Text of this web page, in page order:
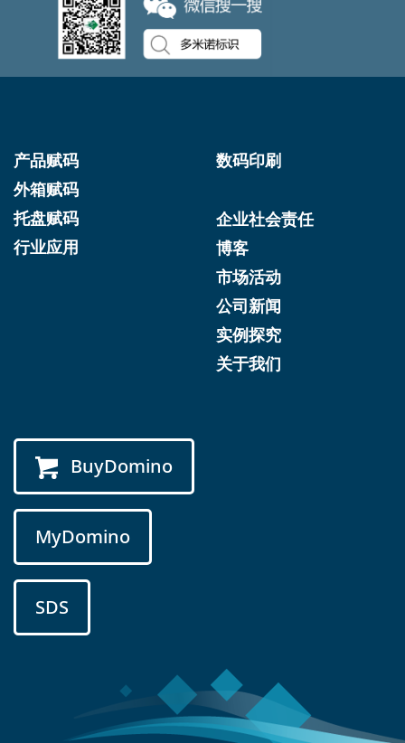
产品赋码
外箱赋码
托盘赋码
行业应用
数码印刷
企业社会责任
博客
市场活动
公司新闻
实例探究
关于我们
BuyDomino
MyDomino
SDS